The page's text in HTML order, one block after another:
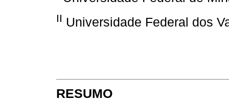
II Universidade Federal dos
RESUMO